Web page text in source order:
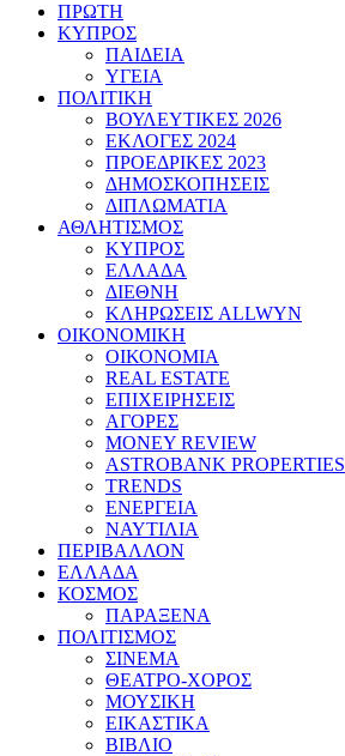
ΠΡΩΤΗ
ΚΥΠΡΟΣ
ΠΑΙΔΕΙΑ
ΥΓΕΙΑ
ΠΟΛΙΤΙΚΗ
ΒΟΥΛΕΥΤΙΚΕΣ 2026
ΕΚΛΟΓΕΣ 2024
ΠΡΟΕΔΡΙΚΕΣ 2023
ΔΗΜΟΣΚΟΠΗΣΕΙΣ
ΔΙΠΛΩΜΑΤΙΑ
ΑΘΛΗΤΙΣΜΟΣ
ΚΥΠΡΟΣ
ΕΛΛΑΔΑ
ΔΙΕΘΝΗ
ΚΛΗΡΩΣΕΙΣ ALLWYN
ΟΙΚΟΝΟΜΙΚΗ
ΟΙΚΟΝΟΜΙΑ
REAL ESTATE
ΕΠΙΧΕΙΡΗΣΕΙΣ
ΑΓΟΡΕΣ
MONEY REVIEW
ASTROBANK PROPERTIES
TRENDS
ΕΝΕΡΓΕΙΑ
ΝΑΥΤΙΛΙΑ
ΠΕΡΙΒΑΛΛΟΝ
ΕΛΛΑΔΑ
ΚΟΣΜΟΣ
ΠΑΡΑΞΕΝΑ
ΠΟΛΙΤΙΣΜΟΣ
ΣΙΝΕΜΑ
ΘΕΑΤΡΟ-ΧΟΡΟΣ
ΜΟΥΣΙΚΗ
ΕΙΚΑΣΤΙΚΑ
ΒΙΒΛΙΟ